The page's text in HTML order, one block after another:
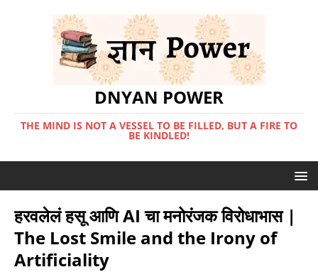
DNYAN POWER
THE MIND IS NOT A VESSEL TO BE FILLED, BUT A FIRE TO
BE KINDLED!
हरवलेलं हसू आणि AI चा मनोरंजक विरोधाभास |
The Lost Smile and the Irony of
Artificiality